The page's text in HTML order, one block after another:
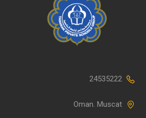
24535222
Oman. Muscat